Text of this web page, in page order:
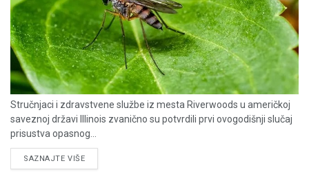
Stručnjaci i zdravstvene službe iz mesta Riverwoods u američkoj
saveznoj državi Illinois zvanično su potvrdili prvi ovogodišnji slučaj
prisustva opasnog...
SAZNAJTE VIŠEDETAILS